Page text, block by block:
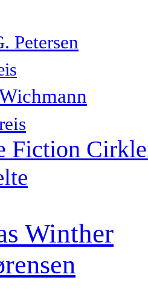
Petersen
Fiction
Winther